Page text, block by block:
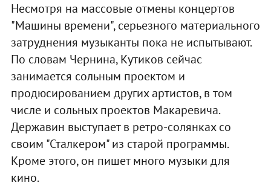
Несмотря на массовые отмены концертов
"Машины времени", серьезного материального
затруднения музыканты пока не испытывают.
По словам Чернина, Кутиков сейчас
занимается сольным проектом и
продюсированием других артистов, в том
числе и сольных проектов Макаревича.
Державин выступает в ретро-солянках со
своим "Сталкером" из старой программы.
Кроме этого, он пишет много музыки для
кино.